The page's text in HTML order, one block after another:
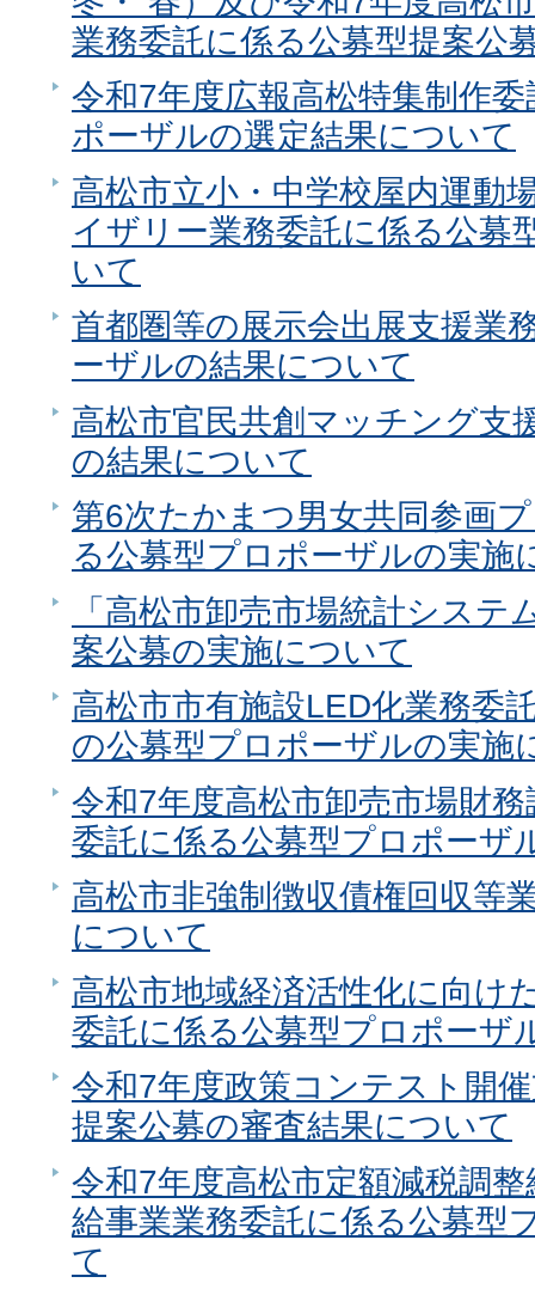
業務委託に係る公募型提案公
令和7年度広報高松特集制作
ポーザルの選定結果について
高松市立小・中学校屋内運動
イザリー業務委託に係る公募
いて
首都圏等の展示会出展支援業
ーザルの結果について
高松市官民共創マッチング支
の結果について
第6次たかまつ男女共同参画
る公募型プロポーザルの実施
「高松市卸売市場統計シス
案公募の実施について
高松市市有施設LED化業務委
の公募型プロポーザルの実施
令和7年度高松市卸売市場財
委託に係る公募型プロポーザ
高松市非強制徴収債権回収等
について
高松市地域経済活性化に向け
委託に係る公募型プロポーザ
令和7年度政策コンテスト開
提案公募の審査結果について
令和7年度高松市定額減税調
給事業業務委託に係る公募型
て